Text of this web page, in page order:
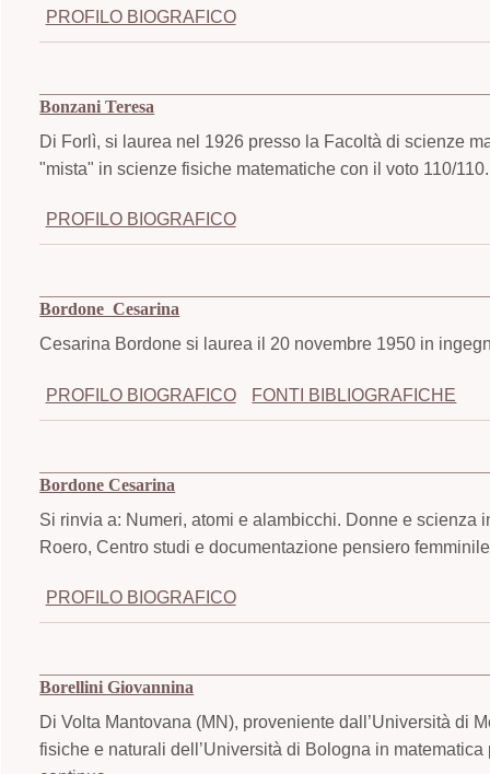
PROFILO BIOGRAFICO
Bonzani Teresa
Di Forlì, si laurea nel 1926 presso la Facoltà di scienze
"mista" in scienze fisiche matematiche con il voto 110/
PROFILO BIOGRAFICO
Bordone Cesarina
Cesarina Bordone si laurea il 20 novembre 1950 in
PROFILO BIOGRAFICO FONTI BIBLIOGRAFICHE
Bordone Cesarina
Si rinvia a: Numeri, atomi e alambicchi. Donne e scienza
Roero, Centro studi e documentazione pensiero
PROFILO BIOGRAFICO
Borellini Giovannina
Di Volta Mantovana (MN), proveniente dall’Università di
fisiche e naturali dell’Università di Bologna in